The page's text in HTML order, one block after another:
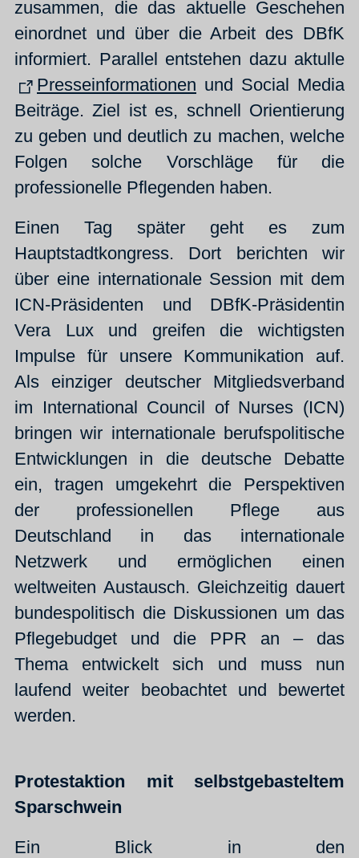
zusammen, die das aktuelle Geschehen
einordnet und über die Arbeit des DBfK
informiert. Parallel entstehen dazu aktulle
Presseinformationen und Social Media
Beiträge. Ziel ist es, schnell Orientierung
zu geben und deutlich zu machen, welche
Folgen solche Vorschläge für die
professionelle Pflegenden haben.
Einen Tag später geht es zum
Hauptstadtkongress. Dort berichten wir
über eine internationale Session mit dem
ICN-Präsidenten und DBfK-Präsidentin
Vera Lux und greifen die wichtigsten
Impulse für unsere Kommunikation auf.
Als einziger deutscher Mitgliedsverband
im International Council of Nurses (ICN)
bringen wir internationale berufspolitische
Entwicklungen in die deutsche Debatte
ein, tragen umgekehrt die Perspektiven
der professionellen Pflege aus
Deutschland in das internationale
Netzwerk und ermöglichen einen
weltweiten Austausch. Gleichzeitig dauert
bundespolitisch die Diskussionen um das
Pflegebudget und die PPR an – das
Thema entwickelt sich und muss nun
laufend weiter beobachtet und bewertet
werden.
Protestaktion mit selbstgebasteltem
Sparschwein
Ein Blick in den